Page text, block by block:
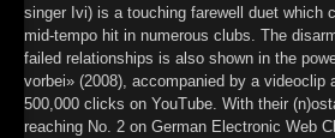
singer Ivi) is a touching farewell duet which
mid-tempo hit in numerous clubs. The
failed relationships is also shown in the
vorbei» (2008), accompanied by a videoclip
500,000 clicks on YouTube. With their
reaching No. 2 on German Electronic Web